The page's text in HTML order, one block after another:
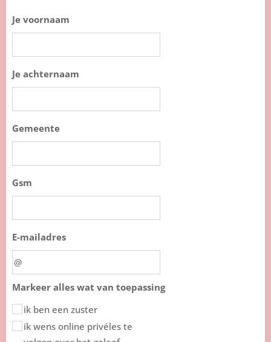
Je voornaam
Je achternaam
Gemeente
Gsm
E-mailadres
Markeer alles wat van toepassing
ik ben een zuster
ik wens online privéles te